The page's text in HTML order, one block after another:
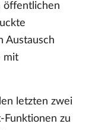
öffentlichen
Austausch
mit
letzten zwei
Funktionen zu